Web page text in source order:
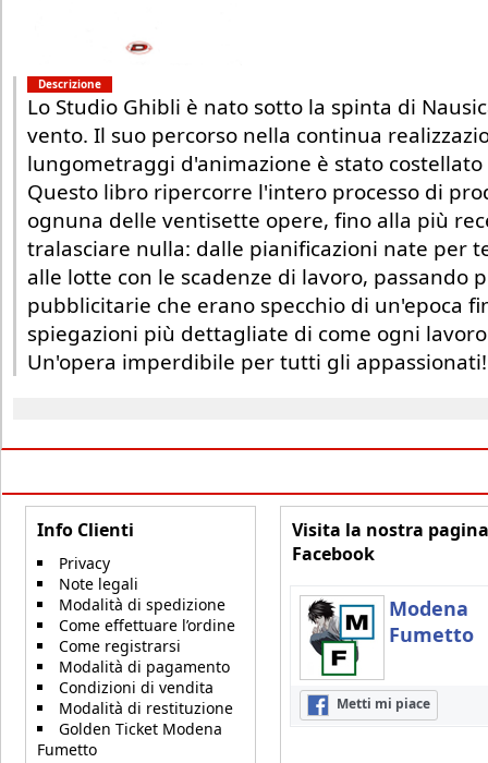
Descrizione
Lo Studio Ghibli è nato sotto la spinta di
vento. Il suo percorso nella continua
lungometraggi d'animazione è stato
Questo libro ripercorre l'intero processo di
ognuna delle ventisette opere, fino alla più
tralasciare nulla: dalle pianificazioni nate per
alle lotte con le scadenze di lavoro, passando
pubblicitarie che erano specchio di un'epoca
spiegazioni più dettagliate di come ogni
Un'opera imperdibile per tutti gli appassionati!
Info Clienti
Privacy
Note legali
Modalità di spedizione
Come effettuare l’ordine
Come registrarsi
Modalità di pagamento
Condizioni di vendita
Modalità di restituzione
Golden Ticket Modena
Fumetto
Visita la nostra pagina
Facebook
Modena
Fumetto
Metti mi piace